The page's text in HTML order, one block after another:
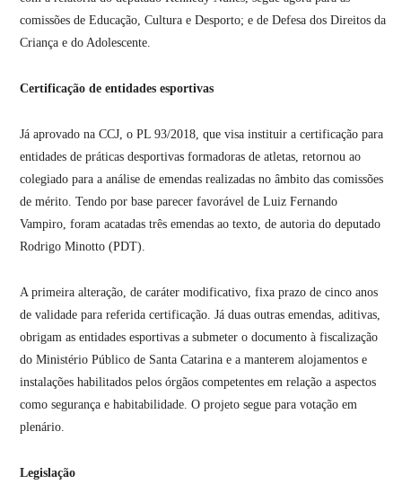
comissões de Educação, Cultura e Desporto; e de Defesa dos Direitos da
Criança e do Adolescente.
Certificação de entidades esportivas
Já aprovado na CCJ, o PL 93/2018, que visa instituir a certificação para
entidades de práticas desportivas formadoras de atletas, retornou ao
colegiado para a análise de emendas realizadas no âmbito das comissões
de mérito. Tendo por base parecer favorável de Luiz Fernando
Vampiro, foram acatadas três emendas ao texto, de autoria do deputado
Rodrigo Minotto (PDT).
A primeira alteração, de caráter modificativo, fixa prazo de cinco anos
de validade para referida certificação. Já duas outras emendas, aditivas,
obrigam as entidades esportivas a submeter o documento à fiscalização
do Ministério Público de Santa Catarina e a manterem alojamentos e
instalações habilitados pelos órgãos competentes em relação a aspectos
como segurança e habitabilidade. O projeto segue para votação em
plenário.
Legislação